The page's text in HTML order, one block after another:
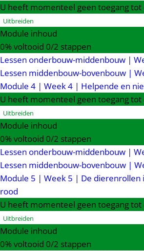
U heeft momenteel geen toegang tot
Uitbreiden
Module inhoud
0% voltooid 0/2 stappen
Lessen onderbouw-middenbouw |
Lessen middenbouw-bovenbouw |
Module 4 | Week 4 | Helpende en
U heeft momenteel geen toegang tot
Uitbreiden
Module inhoud
0% voltooid 0/2 stappen
Lessen onderbouw-middenbouw |
Lessen middenbouw-bovenbouw |
Module 5 | Week 5 | De dierenrollen
rood
U heeft momenteel geen toegang tot
Uitbreiden
Module inhoud
0% voltooid 0/2 stappen